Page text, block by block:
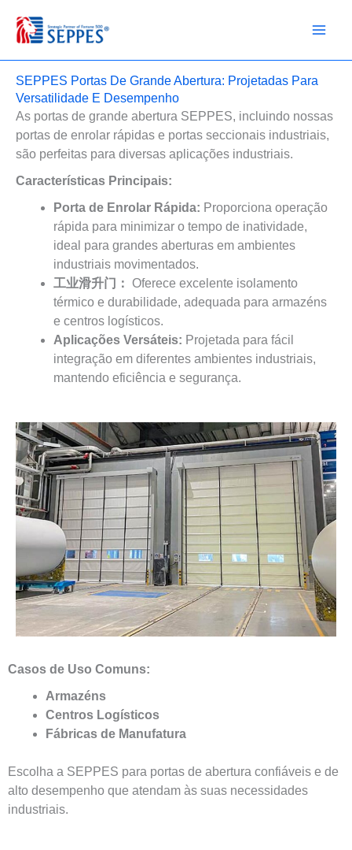
para
conteúdo
SEPPES Portas De Grande Abertura: Projetadas Para
Versatilidade E Desempenho
As portas de grande abertura SEPPES, incluindo nossas
portas de enrolar rápidas e portas seccionais industriais,
são perfeitas para diversas aplicações industriais.
Características Principais:
Porta de Enrolar Rápida: Proporciona operação
rápida para minimizar o tempo de inatividade,
ideal para grandes aberturas em ambientes
industriais movimentados.
工业滑升门： Oferece excelente isolamento
térmico e durabilidade, adequada para armazéns
e centros logísticos.
Aplicações Versáteis: Projetada para fácil
integração em diferentes ambientes industriais,
mantendo eficiência e segurança.
Casos de Uso Comuns:
Armazéns
Centros Logísticos
Fábricas de Manufatura
Escolha a SEPPES para portas de abertura confiáveis e de
alto desempenho que atendam às suas necessidades
industriais.